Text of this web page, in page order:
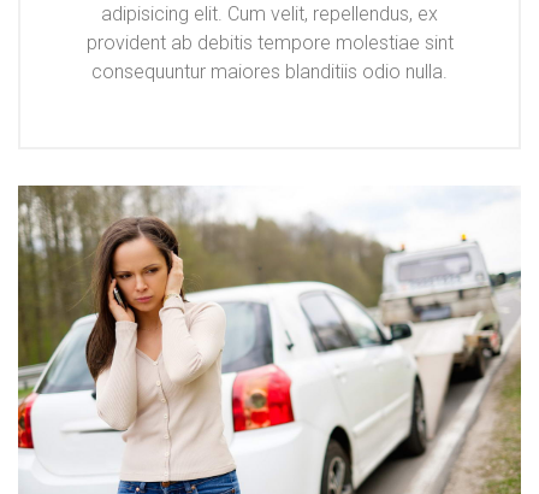
adipisicing elit. Cum velit, repellendus, ex
provident ab debitis tempore molestiae sint
consequuntur maiores blanditiis odio nulla.